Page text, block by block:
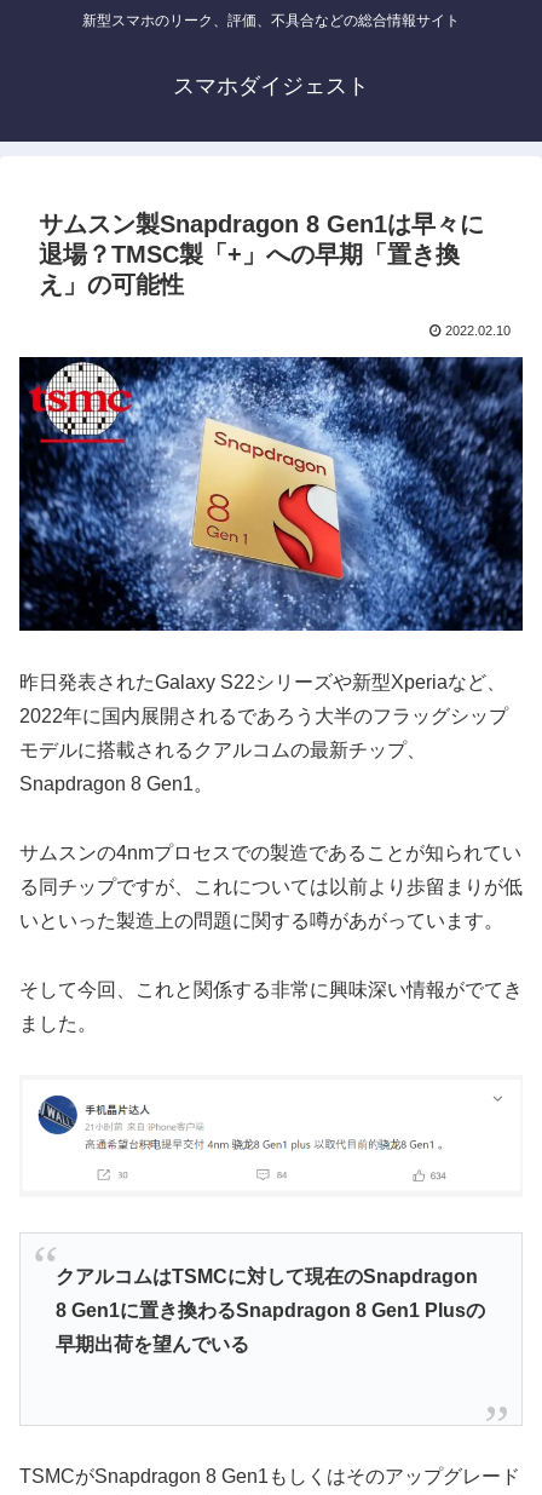
新型スマホのリーク、評価、不具合などの総合情報サイト
スマホダイジェスト
サムスン製Snapdragon 8 Gen1は早々に
退場？TMSC製「+」への早期「置き換
え」の可能性
2022.02.10
昨日発表されたGalaxy S22シリーズや新型Xperiaなど、
2022年に国内展開されるであろう大半のフラッグシップ
モデルに搭載されるクアルコムの最新チップ、
Snapdragon 8 Gen1。
サムスンの4nmプロセスでの製造であることが知られてい
る同チップですが、これについては以前より歩留まりが低
いといった製造上の問題に関する噂があがっています。
そして今回、これと関係する非常に興味深い情報がでてき
ました。
クアルコムはTSMCに対して現在のSnapdragon
8 Gen1に置き換わるSnapdragon 8 Gen1 Plusの
早期出荷を望んでいる
TSMCがSnapdragon 8 Gen1もしくはそのアップグレード